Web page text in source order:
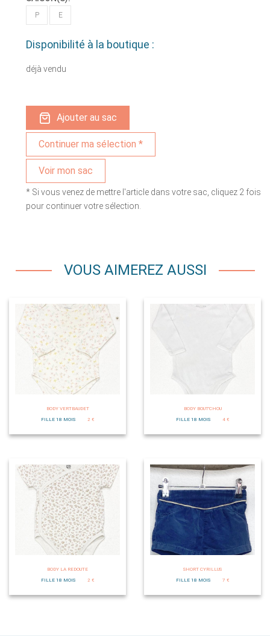
P E
Disponibilité à la boutique :
déjà vendu
Ajouter au sac
Voir mon sac
* Si vous venez de mettre l'article dans votre sac, cliquez 2 fois
pour continuer votre sélection.
VOUS AIMEREZ AUSSI
BODY VERTBAUDET
FILLE 18 MOIS
2 €
BODY BOUT'CHOU
FILLE 18 MOIS
4 €
BODY LA REDOUTE
FILLE 18 MOIS
2 €
SHORT CYRILLUS
FILLE 18 MOIS
7 €